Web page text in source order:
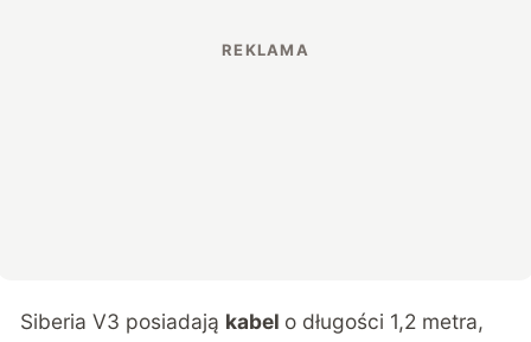
Siberia V3 posiadają kabel o długości 1,2 metra,